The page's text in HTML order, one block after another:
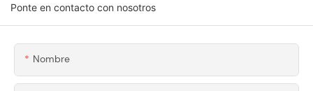
Emergencia
Ponte en contacto con nosotros
Nombre